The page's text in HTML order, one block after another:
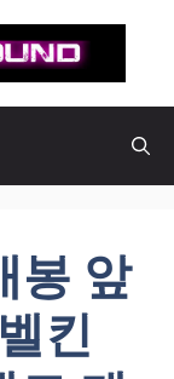
봉 앞
킨